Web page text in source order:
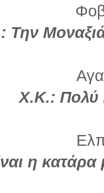
Την
Χ.Κ.: Πολύ
η κατάρα